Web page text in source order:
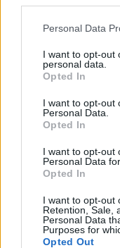
Please note that this
not limited to your
grant or deny
use your data for
consent section.
Personal Data
I want to opt-out
personal data.
Opted In
I want to opt-out
Personal Data.
Opted In
I want to opt-out
Personal Data
Opted In
I want to opt-out
Retention, Sale,
Personal Data
Purposes for
Opted Out
πανδοχεία.
0,9% στην
λόγω αύξησης
κομμωτήρια
φροντίδας,
άλλες
τιμών σε: άλλα
ασφάλιστρα